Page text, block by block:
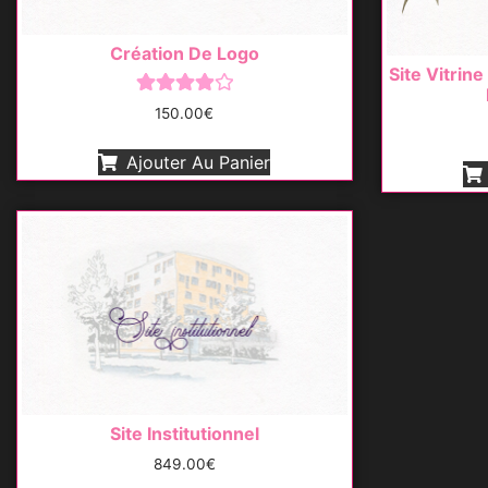
Création De Logo
Note
150.00€
Ajouter Au Panier
Site
Site Institutionnel
849.00€